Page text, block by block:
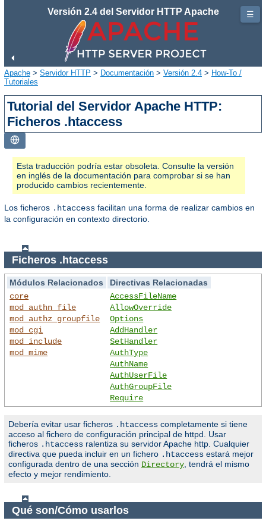
Versión 2.4 del Servidor HTTP Apache
Apache > Servidor HTTP > Documentación > Versión 2.4 > How-To /
Tutoriales
Tutorial del Servidor Apache HTTP:
Ficheros .htaccess
Esta traducción podría estar obsoleta. Consulte la versión
en inglés de la documentación para comprobar si se han
producido cambios recientemente.
Los ficheros .htaccess facilitan una forma de realizar cambios en
la configuración en contexto directorio.
Ficheros .htaccess
Módulos Relacionados
Directivas Relacionadas
core
mod_authn_file
mod_authz_groupfile
mod_cgi
mod_include
mod_mime
AccessFileName
AllowOverride
Options
AddHandler
SetHandler
AuthType
AuthName
AuthUserFile
AuthGroupFile
Require
Debería evitar usar ficheros .htaccess completamente si tiene
acceso al fichero de configuración principal de httpd. Usar
ficheros .htaccess ralentiza su servidor Apache http. Cualquier
directiva que pueda incluir en un fichero .htaccess estará mejor
configurada dentro de una sección Directory , tendrá el mismo
efecto y mejor rendimiento.
Qué son/Cómo usarlos
☰